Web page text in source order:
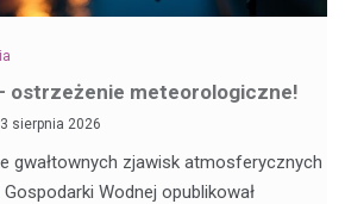
ostrzeżenie meteorologiczne!
3 sierpnia 2026
gwałtownych zjawisk atmosferycznych
Wodnej opublikował